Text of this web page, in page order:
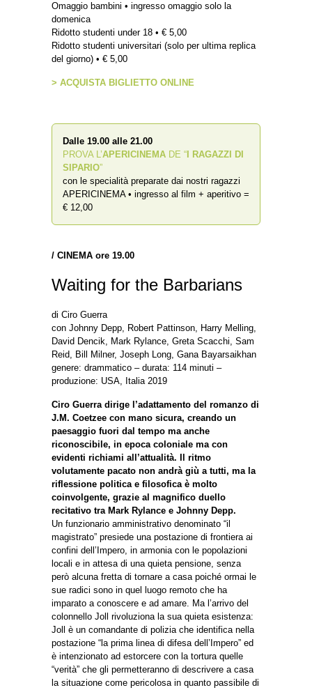
Omaggio bambini • ingresso omaggio solo la
domenica
Ridotto studenti under 18 • € 5,00
Ridotto studenti universitari (solo per ultima replica
del giorno) • € 5,00
> ACQUISTA BIGLIETTO ONLINE
Dalle 19.00 alle 21.00
PROVA L’APERICINEMA DE “ I RAGAZZI DI
SIPARIO”
con le specialità preparate dai nostri ragazzi
APERICINEMA • ingresso al film + aperitivo =
€ 12,00
/ CINEMA ore 19.00
Waiting for the Barbarians
di Ciro Guerra
con Johnny Depp, Robert Pattinson, Harry Melling,
David Dencik, Mark Rylance, Greta Scacchi, Sam
Reid, Bill Milner, Joseph Long, Gana Bayarsaikhan
genere: drammatico – durata: 114 minuti –
produzione: USA, Italia 2019
Ciro Guerra dirige l’adattamento del romanzo di
J.M. Coetzee con mano sicura, creando un
paesaggio fuori dal tempo ma anche
riconoscibile, in epoca coloniale ma con
evidenti richiami all’attualità. Il ritmo
volutamente pacato non andrà giù a tutti, ma la
riflessione politica e filosofica è molto
coinvolgente, grazie al magnifico duello
recitativo tra Mark Rylance e Johnny Depp.
Un funzionario amministrativo denominato “il
magistrato” presiede una postazione di frontiera ai
confini dell’Impero, in armonia con le popolazioni
locali e in attesa di una quieta pensione, senza
però alcuna fretta di tornare a casa poiché ormai le
sue radici sono in quel luogo remoto che ha
imparato a conoscere e ad amare. Ma l’arrivo del
colonnello Joll rivoluziona la sua quieta esistenza:
Joll è un comandante di polizia che identifica nella
postazione “la prima linea di difesa dell’Impero” ed
è intenzionato ad estorcere con la tortura quelle
“verità” che gli permetteranno di descrivere a casa
la situazione come pericolosa in quanto passibile di